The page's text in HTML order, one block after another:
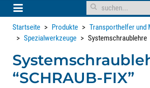
Startseite Produkte
Transporthelfer und
Spezialwerkzeuge
Systemschraublehre
“SCHRAUB-FIX”